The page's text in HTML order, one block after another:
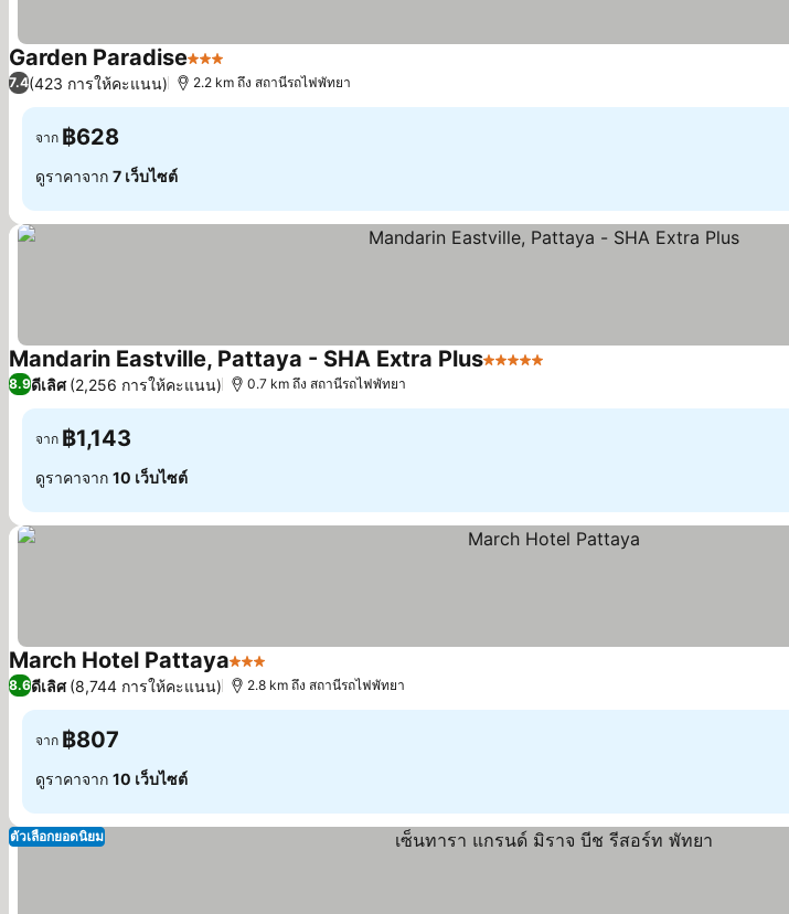
Garden Paradise3 ดาว
7.4(423 การให้คะแนน) 2.2 km ถึง สถานีรถไฟพัทยา
จาก ฿628
ดูราคาจาก 7 เว็บไซต์
Mandarin Eastville, Pattaya - SHA Extra Plus5 ดาว
8.9ดีเลิศ (2,256 การให้คะแนน) 0.7 km ถึง สถานีรถไฟพัทยา
จาก ฿1,143
ดูราคาจาก 10 เว็บไซต์
March Hotel Pattaya3 ดาว
8.6ดีเลิศ (8,744 การให้คะแนน) 2.8 km ถึง สถานีรถไฟพัทยา
จาก ฿807
ดูราคาจาก 10 เว็บไซต์
ตัวเลือกยอดนิยม